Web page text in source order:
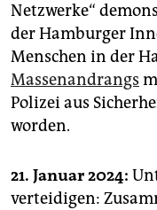
Netzwerke“
der Hamburger
Menschen in der
Massenandrangs
Polizei aus
worden.
21. Januar 2024:
verteidigen: